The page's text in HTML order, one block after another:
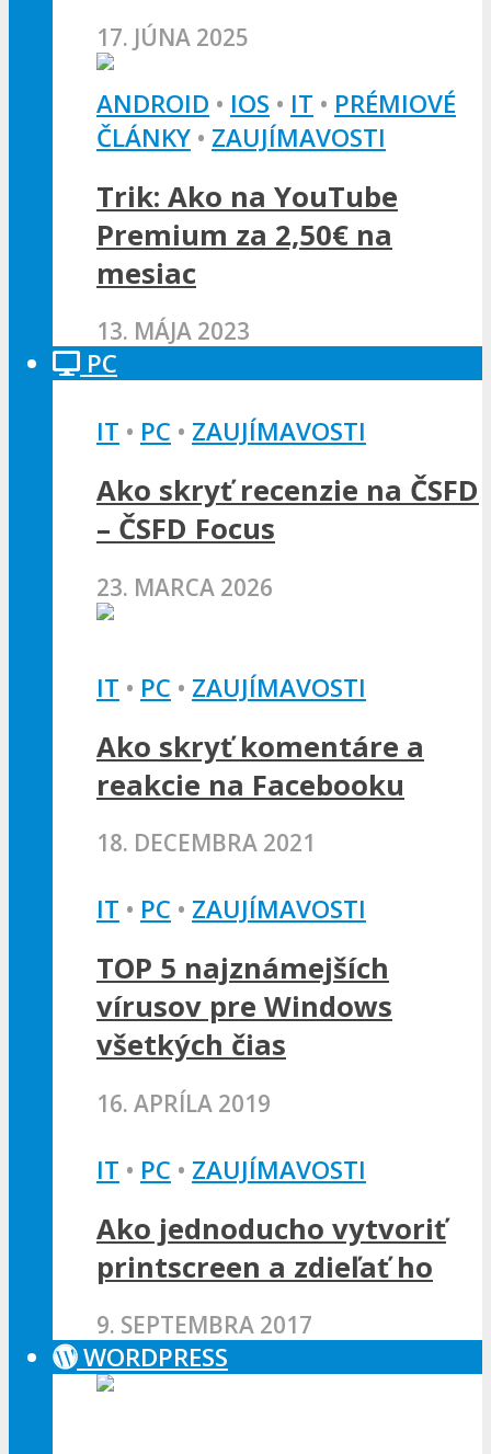
17. JÚNA 2025
ANDROID • IOS • IT • PRÉMIOVÉ
ČLÁNKY • ZAUJÍMAVOSTI
Trik: Ako na YouTube
Premium za 2,50€ na
mesiac
13. MÁJA 2023
PC
IT • PC • ZAUJÍMAVOSTI
Ako skryť recenzie na ČSFD
– ČSFD Focus
23. MARCA 2026
IT • PC • ZAUJÍMAVOSTI
Ako skryť komentáre a
reakcie na Facebooku
18. DECEMBRA 2021
IT • PC • ZAUJÍMAVOSTI
TOP 5 najznámejších
vírusov pre Windows
všetkých čias
16. APRÍLA 2019
IT • PC • ZAUJÍMAVOSTI
Ako jednoducho vytvoriť
printscreen a zdieľať ho
9. SEPTEMBRA 2017
WORDPRESS